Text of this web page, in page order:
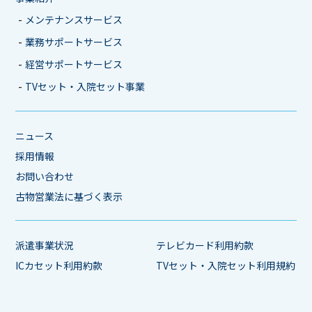
メンテナンスサービス
業務サポートサービス
経営サポートサービス
TVセット・入院セット事業
ニュース
採用情報
お問い合わせ
古物営業法に基づく表示
派遣事業状況
テレビカード利用約款
ICカセット利用約款
TVセット・入院セット利用規約